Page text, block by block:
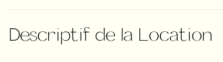
Descriptif de la Location